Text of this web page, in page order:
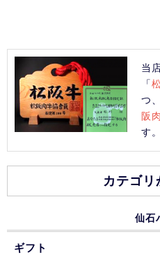
当
「
つ
阪
す。
カテゴリ
仙石
ギフト